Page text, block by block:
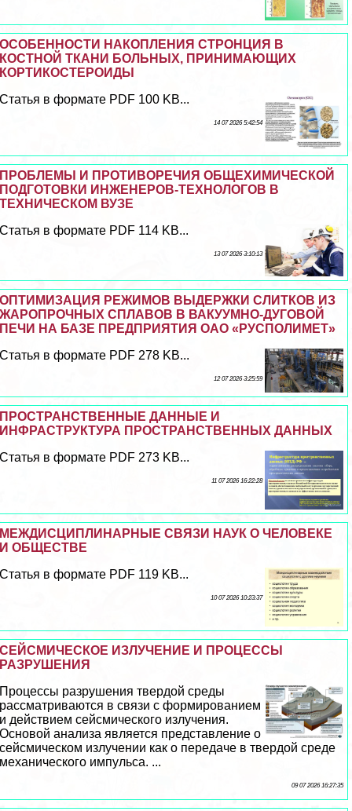
ОСОБЕННОСТИ НАКОПЛЕНИЯ СТРОНЦИЯ В
КОСТНОЙ ТКАНИ БОЛЬНЫХ, ПРИНИМАЮЩИХ
КОРТИКОСТЕРОИДЫ
Статья в формате PDF 100 KB...
14 07 2026 5:42:54
ПРОБЛЕМЫ И ПРОТИВОРЕЧИЯ ОБЩЕХИМИЧЕСКОЙ
ПОДГОТОВКИ ИНЖЕНЕРОВ-ТЕХНОЛОГОВ В
ТЕХНИЧЕСКОМ ВУЗЕ
Статья в формате PDF 114 KB...
13 07 2026 3:10:13
ОПТИМИЗАЦИЯ РЕЖИМОВ ВЫДЕРЖКИ СЛИТКОВ ИЗ
ЖАРОПРОЧНЫХ СПЛАВОВ В ВАКУУМНО-ДУГОВОЙ
ПЕЧИ НА БАЗЕ ПРЕДПРИЯТИЯ ОАО «РУСПОЛИМЕТ»
Статья в формате PDF 278 KB...
12 07 2026 3:25:59
ПРОСТРАНСТВЕННЫЕ ДАННЫЕ И
ИНФРАСТРУКТУРА ПРОСТРАНСТВЕННЫХ ДАННЫХ
Статья в формате PDF 273 KB...
11 07 2026 16:22:28
МЕЖДИСЦИПЛИНАРНЫЕ СВЯЗИ НАУК О ЧЕЛОВЕКЕ
И ОБЩЕСТВЕ
Статья в формате PDF 119 KB...
10 07 2026 10:23:37
СЕЙСМИЧЕСКОЕ ИЗЛУЧЕНИЕ И ПРОЦЕССЫ
РАЗРУШЕНИЯ
Процессы разрушения твердой среды
рассматриваются в связи с формированием
и действием сейсмического излучения.
Основой анализа является представление о
сейсмическом излучении как о передаче в твердой среде
механического импульса. ...
09 07 2026 16:27:35